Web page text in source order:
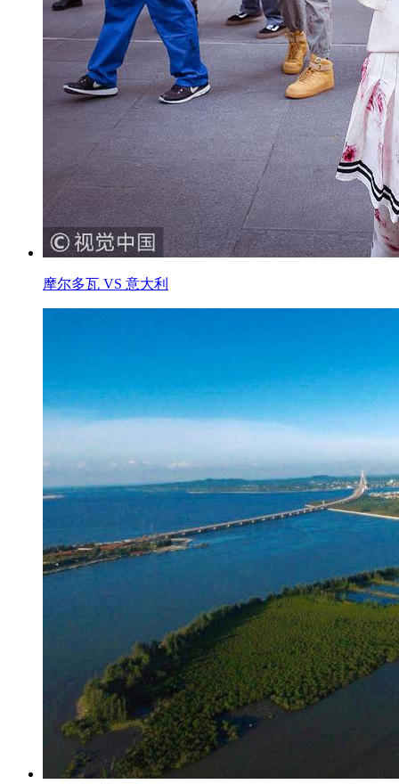
摩尔多瓦 VS 意大利